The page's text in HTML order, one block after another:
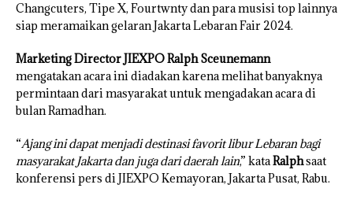
Changcuters, Tipe X, Fourtwnty dan para musisi top lainnya
siap meramaikan gelaran Jakarta Lebaran Fair 2024.
Marketing Director JIEXPO Ralph Sceunemann
mengatakan acara ini diadakan karena melihat banyaknya
permintaan dari masyarakat untuk mengadakan acara di
bulan Ramadhan.
“Ajang ini dapat menjadi destinasi favorit libur Lebaran bagi
masyarakat Jakarta dan juga dari daerah lain,” kataRalphsaat
konferensi pers di JIEXPO Kemayoran, Jakarta Pusat, Rabu.